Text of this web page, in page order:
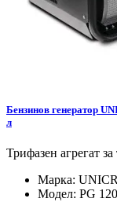
Бензинов генератор
л
Трифазен агрегат
Марка:
Модел: PG